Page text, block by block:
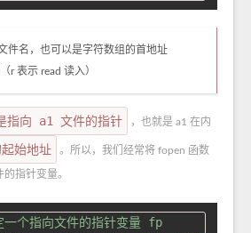
件名，也可以是字符数组的首地址
r 表示 read 读入）
指向 a1 文件的指针 ，也就是 a1 在内
始地址 。所以，我们经常将 fopen 函数
指针变量。
个指向文件的指针变量 fp